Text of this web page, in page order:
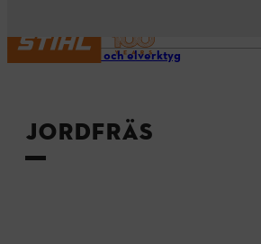
Verktyg och elverktyg
JORDFRÄS